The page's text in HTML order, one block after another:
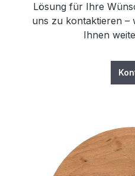
Lösung für Ihre
uns zu kontaktieren –
Ihnen